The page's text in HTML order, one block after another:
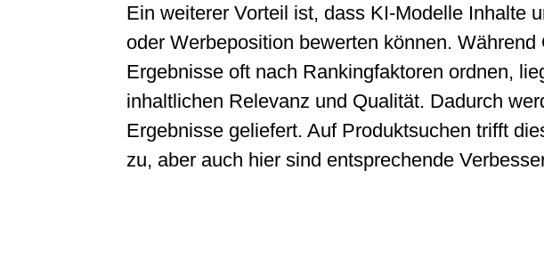
Ein weiterer Vorteil ist, dass KI-Modelle Inhalte
oder Werbeposition bewerten können.
Ergebnisse oft nach Rankingfaktoren ordnen,
inhaltlichen Relevanz und Qualität. Dadurch
Ergebnisse geliefert. Auf Produktsuchen trifft
zu, aber auch hier sind entsprechende